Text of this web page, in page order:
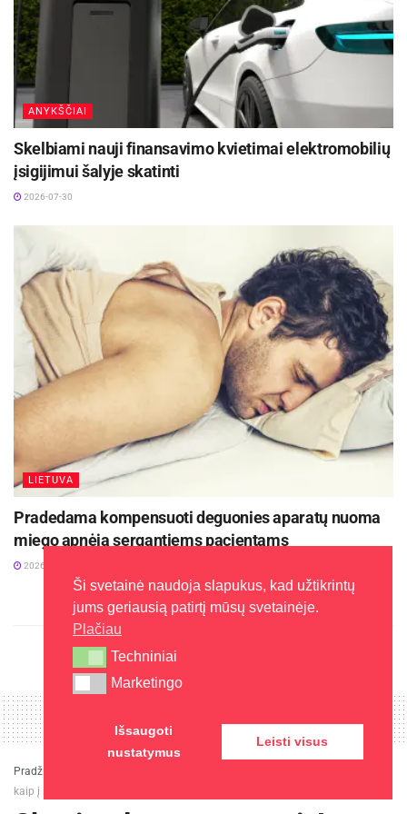
ANYKŠČIAI
Skelbiami nauji finansavimo kvietimai elektromobilių
įsigijimui šalyje skatinti
2026-07-30
LIETUVA
Pradedama kompensuoti deguonies aparatų nuoma
miego apnėja sergantiems pacientams
2026-07-29
Pradžia
kaip į savo virtuvę lengvai įnešti dalį Italijos
Ši svetainė naudoja slapukus, kad užtikrintų
jums geriausią patirtį mūsų svetainėje.
Plačiau
Techniniai
Techniniai
Marketingo
Marketingo
Išsaugoti
nustatymus
Leisti visus